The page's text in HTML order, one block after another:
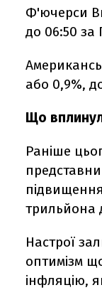
Ф'ючерси
до 06:50 за
або 0,9%,
Що
Раніше
трильйона
Настрої
оптимізм
інфляцію,